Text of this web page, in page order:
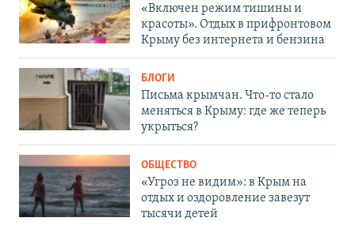
«Включен режим тишины и
красоты». Отдых в прифронтовом
Крыму без интернета и бензина
БЛОГИ
Письма крымчан. Что-то стало
меняться в Крыму: где же теперь
укрыться?
ОБЩЕСТВО
«Угроз не видим»: в Крым на
отдых и оздоровление завезут
тысячи детей